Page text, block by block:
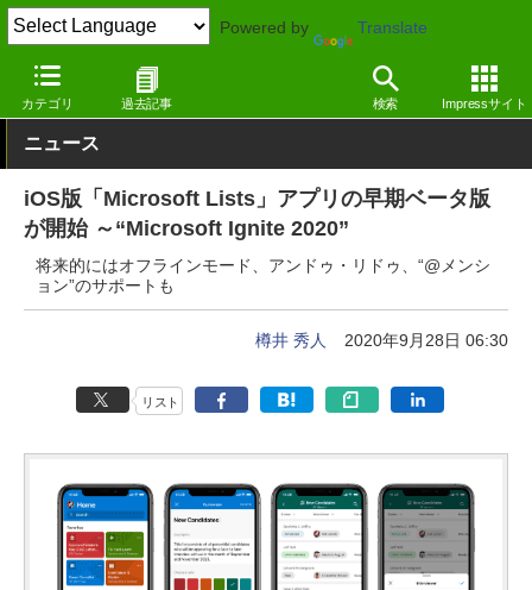
Powered by Translate
カテゴリ 過去記事 検索 Impressサイト
窓の杜 オフィス・ドキュメント Webサービス
ニュース
iOS版「Microsoft Lists」アプリの早期ベータ版
が開始 ～“Microsoft Ignite 2020”
将来的にはオフラインモード、アンドゥ・リドゥ、“@メンシ
ョン”のサポートも
樽井 秀人 2020年9月28日 06:30
リスト